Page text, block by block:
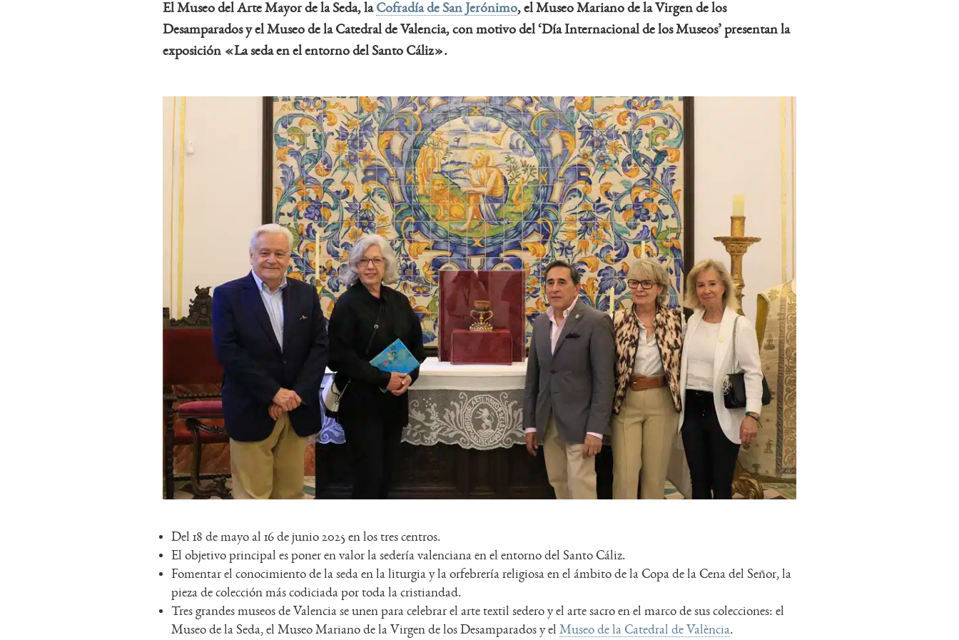
El Museo del Arte Mayor de la Seda, la Cofradía de San Jerónimo, el Museo Mariano de la Virgen de los
Desamparados yel Museo de la Catedral de Valencia, con motivo del‘Día Internacional de los Museos’ presentan la
exposición «La seda en el entorno del Santo Cáliz».
Del 18 de mayo al 16 de junio 2025 en los tres centros.
El objetivo principal es poner en valor la sedería valenciana en el entorno del Santo Cáliz.
Fomentar el conocimiento de la seda en la liturgia y la orfebrería religiosa en el ámbito de la Copa de la Cena del Señor, la
pieza de colección más codiciada por toda la cristiandad.
Tres grandes museos de Valencia se unen para celebrar el arte textil sedero y el arte sacro en el marco de sus colecciones: el
Museo de la Seda, el Museo Mariano de la Virgen de los Desamparados y el Museo de la Catedral de València.